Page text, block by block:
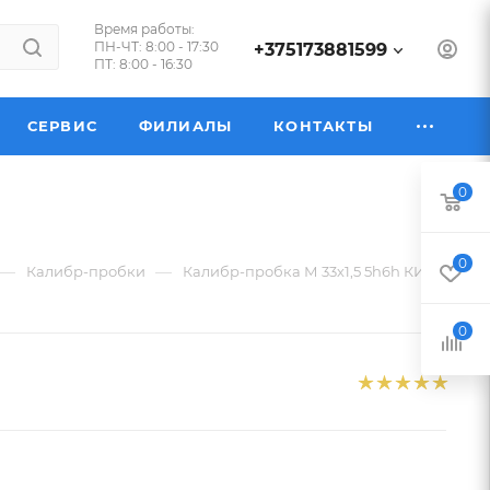
Время работы:
ПН-ЧТ: 8:00 - 17:30
ПТ: 8:00 - 16:30
+375173881599
СЕРВИС ФИЛИАЛЫ КОНТАКТЫ
— Калибр-пробки — Калибр-пробка М 33х1,5 5h6h КИ
0
0
0